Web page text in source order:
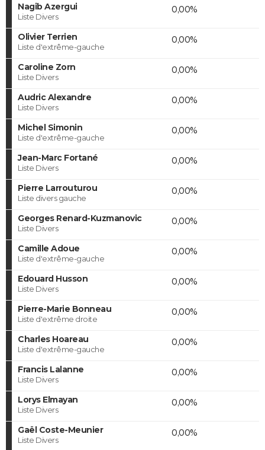
Nagib Azergui
Liste Divers
0,00%
Olivier Terrien
Liste d'extrême-gauche
0,00%
Caroline Zorn
Liste Divers
0,00%
Audric Alexandre
Liste Divers
0,00%
Michel Simonin
Liste d'extrême-gauche
0,00%
Jean-Marc Fortané
Liste Divers
0,00%
Pierre Larrouturou
Liste divers gauche
0,00%
Georges Renard-Kuzmanovic
Liste Divers
0,00%
Camille Adoue
Liste d'extrême-gauche
0,00%
Edouard Husson
Liste Divers
0,00%
Pierre-Marie Bonneau
Liste d'extrême droite
0,00%
Charles Hoareau
Liste d'extrême-gauche
0,00%
Francis Lalanne
Liste Divers
0,00%
Lorys Elmayan
Liste Divers
0,00%
Gaël Coste-Meunier
Liste Divers
0,00%